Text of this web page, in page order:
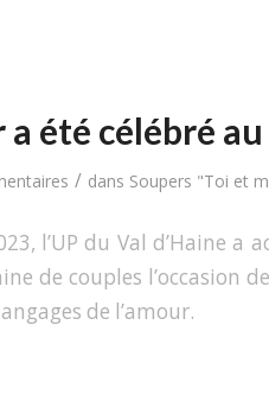
a été célébré
/ dans Soupers "Toi et
l’UP du Val d’Haine a
de couples l’occasion
de l’amour.